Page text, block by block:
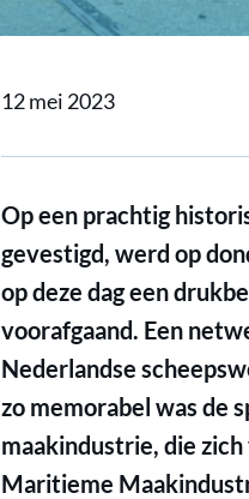
12 mei 2023
Op een prachtig
gevestigd, werd op
op deze dag een
voorafgaand. Een
Nederlandse
zo memorabel was de
maakindustrie, die
Maritieme